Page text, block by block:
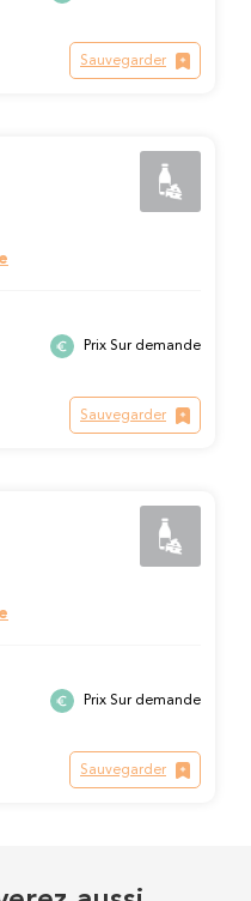
Sauvegarder
Prix Sur demande
Sauvegarder
Prix Sur demande
Sauvegarder